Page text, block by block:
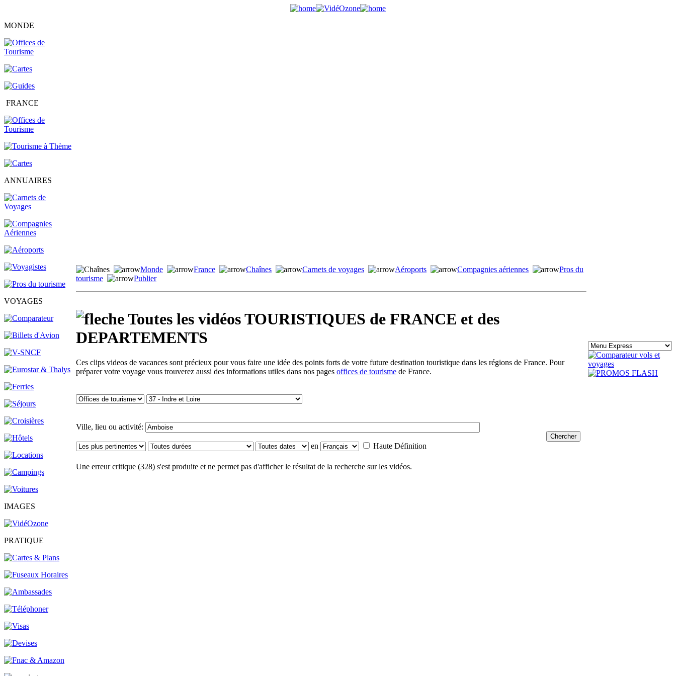
MONDE
FRANCE
ANNUAIRES
VOYAGES
IMAGES
PRATIQUE
Monde France Chaînes Carnets de voyages Aéroports Compagnies aériennes
Pros du
tourisme
Publier
Toutes les vidéos TOURISTIQUES de FRANCE et des
DEPARTEMENTS
Ces clips videos de vacances sont précieux pour vous faire une idée des points forts de votre future destination touristique dans les régions de France. Pour
préparer votre voyage vous trouverez aussi des informations utiles dans nos pages offices de tourisme de France.
Ville, lieu ou activité:
en Haute Définition
Une erreur critique (328) s'est produite et ne permet pas d'afficher le résultat de la recherche sur les vidéos.